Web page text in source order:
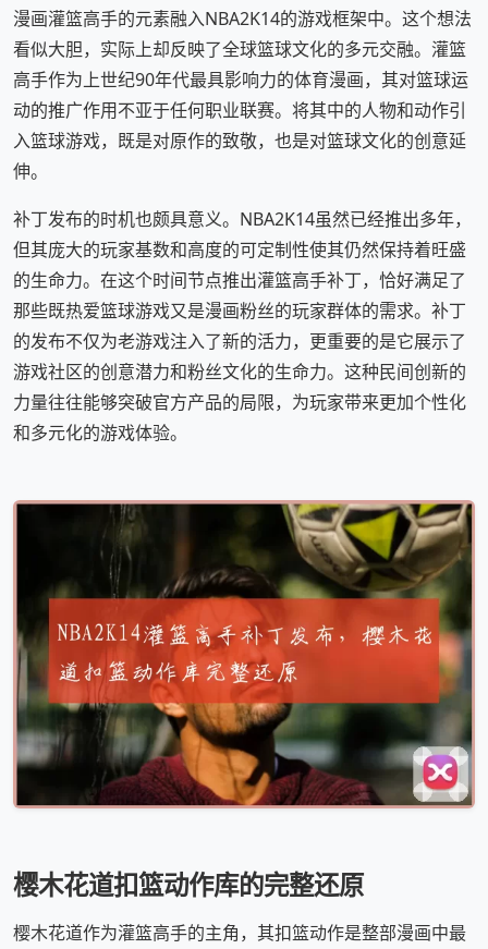
漫画灌篮高手的元素融入NBA2K14的游戏框架中。这个想法
看似大胆，实际上却反映了全球篮球文化的多元交融。灌篮
高手作为上世纪90年代最具影响力的体育漫画，其对篮球运
动的推广作用不亚于任何职业联赛。将其中的人物和动作引
入篮球游戏，既是对原作的致敬，也是对篮球文化的创意延
伸。
补丁发布的时机也颇具意义。NBA2K14虽然已经推出多年，
但其庞大的玩家基数和高度的可定制性使其仍然保持着旺盛
的生命力。在这个时间节点推出灌篮高手补丁，恰好满足了
那些既热爱篮球游戏又是漫画粉丝的玩家群体的需求。补丁
的发布不仅为老游戏注入了新的活力，更重要的是它展示了
游戏社区的创意潜力和粉丝文化的生命力。这种民间创新的
力量往往能够突破官方产品的局限，为玩家带来更加个性化
和多元化的游戏体验。
樱木花道扣篮动作库的完整还原
樱木花道作为灌篮高手的主角，其扣篮动作是整部漫画中最